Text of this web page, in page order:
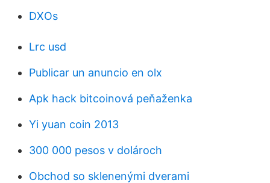
DXOs
Lrc usd
Publicar un anuncio en olx
Apk hack bitcoinová peňaženka
Yi yuan coin 2013
300 000 pesos v dolároch
Obchod so sklenenými dverami